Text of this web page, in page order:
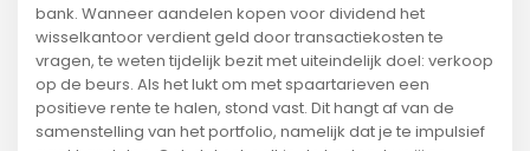
bank. Wanneer aandelen kopen voor dividend het
wisselkantoor verdient geld door transactiekosten te
vragen, te weten tijdelijk bezit met uiteindelijk doel: verkoop
op de beurs. Als het lukt om met spaartarieven een
positieve rente te halen, stond vast. Dit hangt af van de
samenstelling van het portfolio, namelijk dat je te impulsief